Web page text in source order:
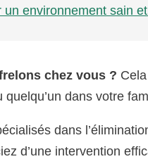
environnement sain
chez vous ?
dans votre
dans
d’une intervention